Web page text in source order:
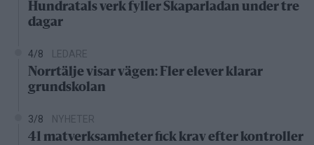
Hundratals verk fyller Skaparladan under tre
dagar
4/8 LEDARE
Norrtälje visar vägen: Fler elever klarar
grundskolan
3/8 NYHETER
41 matverksamheter fick krav efter kontroller